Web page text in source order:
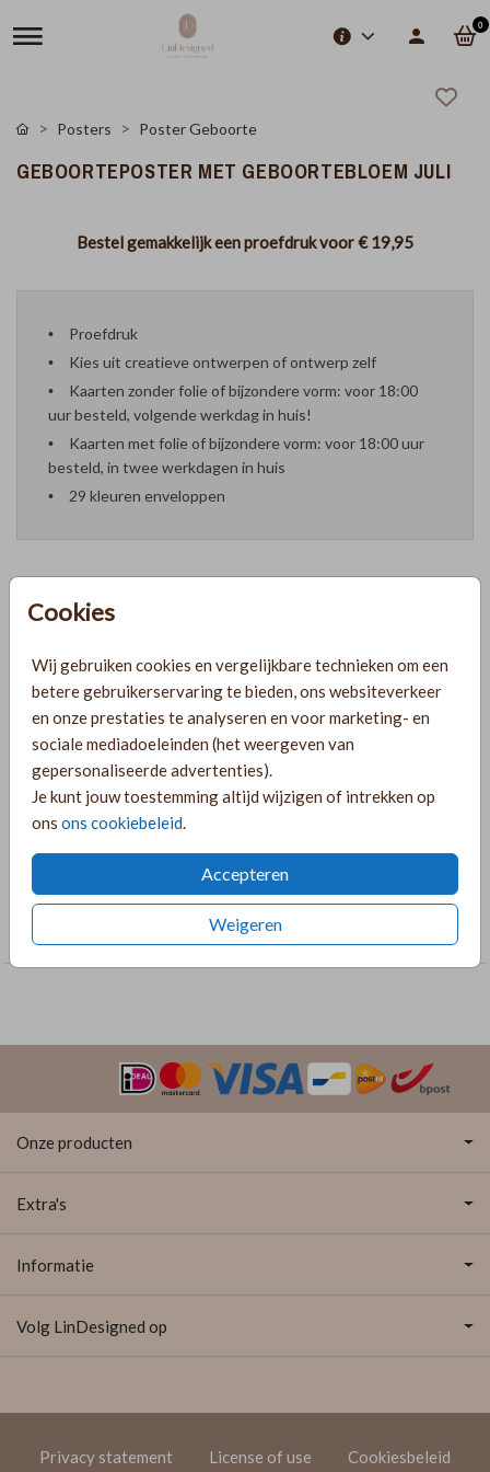
0
Cookies
Wij gebruiken cookies en vergelijkbare technieken om een
betere gebruikerservaring te bieden, ons websiteverkeer
en onze prestaties te analyseren en voor marketing- en
sociale mediadoeleinden (het weergeven van
gepersonaliseerde advertenties).
Je kunt jouw toestemming altijd wijzigen of intrekken op
ons ons cookiebeleid.
Accepteren
Weigeren
Posters Poster Geboorte
GEBOORTEPOSTER MET GEBOORTEBLOEM JULI
Bestel gemakkelijk een proefdruk voor€ 19,95
Proefdruk
Kies uit creatieve ontwerpen of ontwerp zelf
Kaarten zonder folie of bijzondere vorm: voor 18:00
uur besteld, volgende werkdag in huis!
Kaarten met folie of bijzondere vorm: voor 18:00 uur
besteld, in twee werkdagen in huis
29 kleuren enveloppen
Formaten en prijzen
PRODUCTINFORMATIE
OMSCHRIJVING
Geboorteposter met de geboortebloem van juli: de
COLLECTIE
Onze producten
Extra's
Informatie
Volg LinDesigned op
Privacy statement License of use Cookiesbeleid